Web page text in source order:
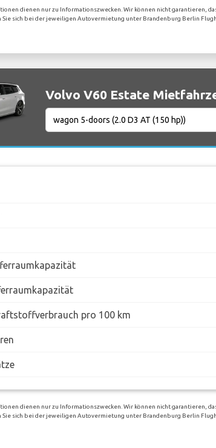
dienen nur zu Informationszwecken. Wir können nicht garantieren,
sich bei der jeweiligen Autovermietung unter Brandenburg Berlin
Volvo V60 Estate
pro 100 km
dienen nur zu Informationszwecken. Wir können nicht garantieren,
sich bei der jeweiligen Autovermietung unter Brandenburg Berlin